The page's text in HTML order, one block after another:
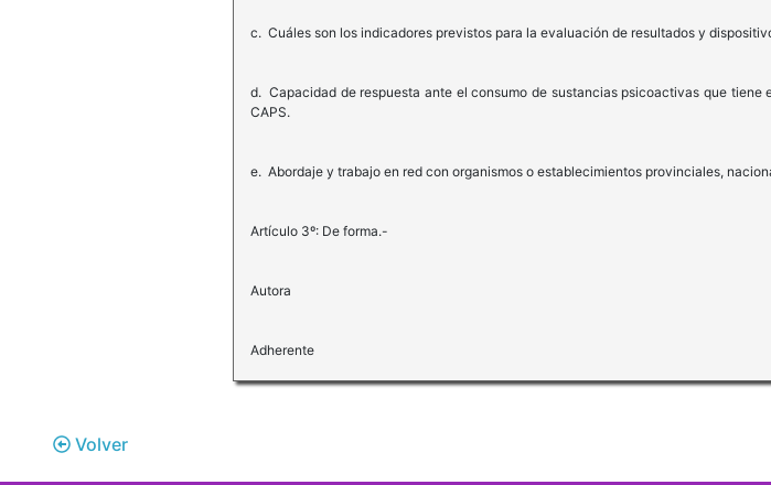
c. Cuáles son los indicadores previstos para la evaluación de resultados y
d. Capacidad de respuesta ante el consumo de sustancias psicoactivas que
CAPS.
e. Abordaje y trabajo en red con organismos o establecimientos provinciales,
Artículo 3º: De forma.-
Autora
Adherente
Volver